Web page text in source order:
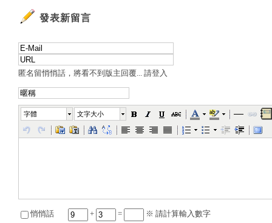
發表新留言
匿名留悄悄話，將看不到版主回覆... 請登入
字體 文字大小
悄悄話 + =
※ 請計算輸入數字